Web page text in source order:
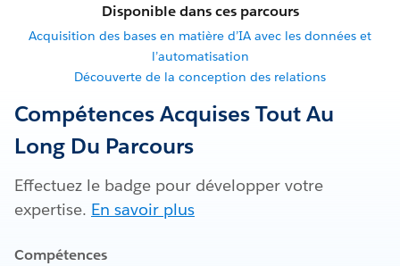
Disponible dans ces parcours
Acquisition des bases en matière d’IA avec les données et
l’automatisation
Découverte de la conception des relations
Compétences Acquises Tout Au
Long Du Parcours
Effectuez le badge pour développer votre
expertise. En savoir plus
Compétences